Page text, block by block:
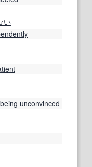
い
being unconvinced